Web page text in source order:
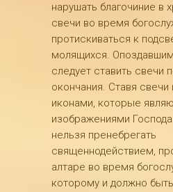
нарушать благочиние в
свечи во время
протискиваться к
молящихся.
следует ставить свечи
окончания. Ставя
иконами, которые
изображениями
нельзя пренебрегать
священнодействием,
алтаре во время
которому и должно